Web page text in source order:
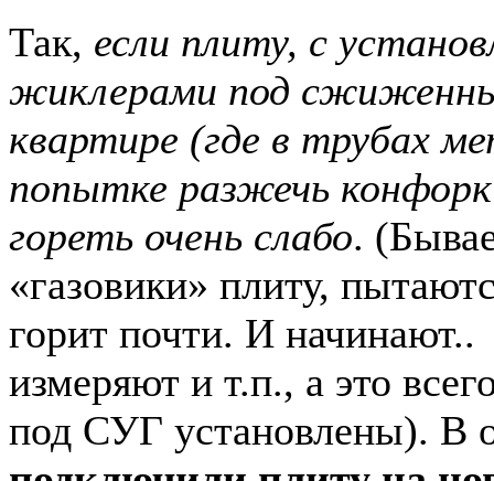
Так, если плиту, с
жиклерами под
квартире (где в трубах
попытке разжечь
гореть очень слабо.
«газовики» плиту,
горит почти. И начинают..
измеряют и т.п., а это
под СУГ установлены). В